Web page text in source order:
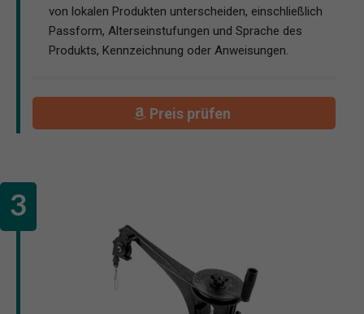
von lokalen Produkten unterscheiden, einschließlich
Passform, Alterseinstufungen und Sprache des
Produkts, Kennzeichnung oder Anweisungen.
Preis prüfen